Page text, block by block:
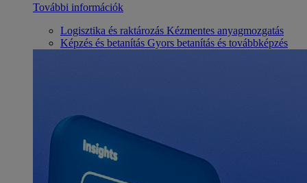
További információk
Logisztika és raktározás Kézmentes anyagmozgatás
Képzés és betanítás Gyors betanítás és továbbképzés